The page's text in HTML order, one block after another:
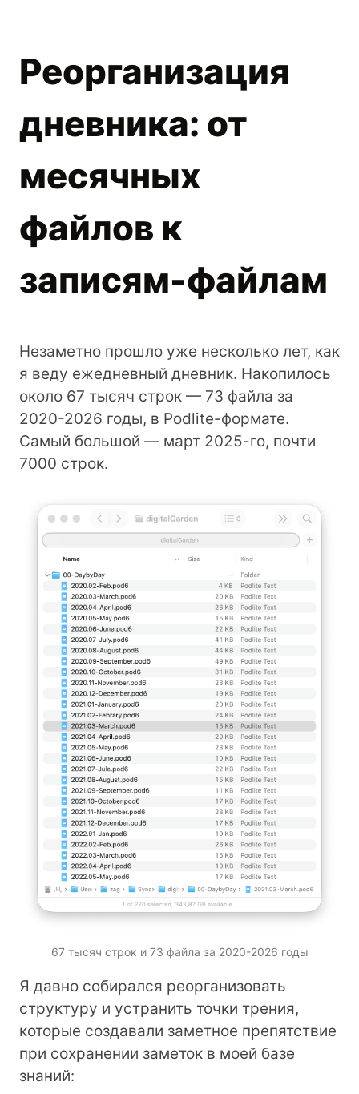
Реорганизация
дневника: от
месячных
файлов к
записям-файлам
Незаметно прошло уже несколько лет, как
я веду ежедневный дневник. Накопилось
около 67 тысяч строк — 73 файла за
2020-2026 годы, в Podlite-формате.
Самый большой — март 2025-го, почти
7000 строк.
67 тысяч строк и 73 файла за 2020-2026 годы
Я давно собирался реорганизовать
структуру и устранить точки трения,
которые создавали заметное препятствие
при сохранении заметок в моей базе
знаний: